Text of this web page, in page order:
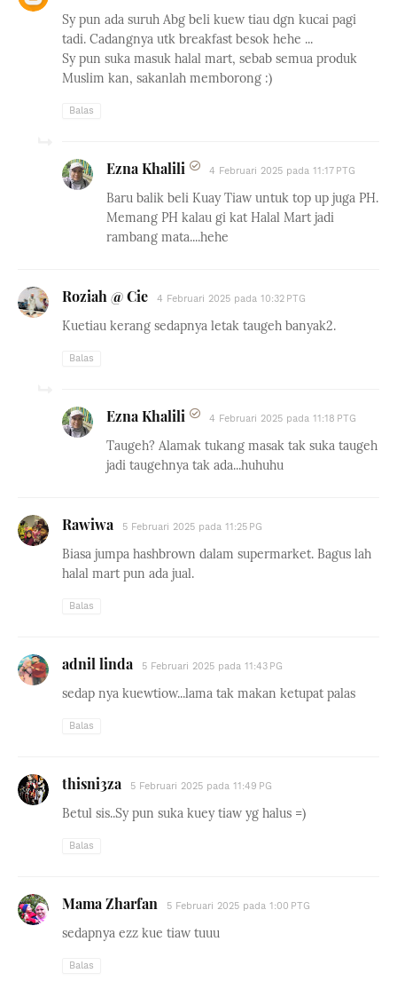
Sy pun ada suruh Abg beli kuew tiau dgn kucai pagi
tadi. Cadangnya utk breakfast besok hehe ...
Sy pun suka masuk halal mart, sebab semua produk
Muslim kan, sakanlah memborong :)
Balas
Ezna Khalili 4 Februari 2025 pada 11:17 PTG
Baru balik beli Kuay Tiaw untuk top up juga PH.
Memang PH kalau gi kat Halal Mart jadi
rambang mata....hehe
Roziah @ Cie 4 Februari 2025 pada 10:32 PTG
Kuetiau kerang sedapnya letak taugeh banyak2.
Balas
Ezna Khalili 4 Februari 2025 pada 11:18 PTG
Taugeh? Alamak tukang masak tak suka taugeh
jadi taugehnya tak ada...huhuhu
Rawiwa 5 Februari 2025 pada 11:25 PG
Biasa jumpa hashbrown dalam supermarket. Bagus lah
halal mart pun ada jual.
Balas
adnil linda 5 Februari 2025 pada 11:43 PG
sedap nya kuewtiow...lama tak makan ketupat palas
Balas
thisni3za 5 Februari 2025 pada 11:49 PG
Betul sis..Sy pun suka kuey tiaw yg halus =)
Balas
Mama Zharfan 5 Februari 2025 pada 1:00 PTG
sedapnya ezz kue tiaw tuuu
Balas